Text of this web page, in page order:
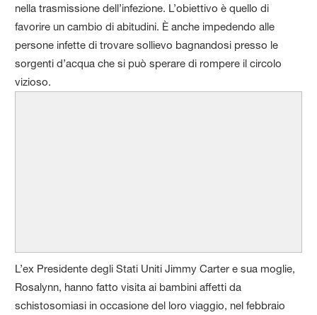
nella trasmissione dell’infezione. L’obiettivo è quello di
favorire un cambio di abitudini. È anche impedendo alle
persone infette di trovare sollievo bagnandosi presso le
sorgenti d’acqua che si può sperare di rompere il circolo
vizioso.
L’ex Presidente degli Stati Uniti Jimmy Carter e sua moglie,
Rosalynn, hanno fatto visita ai bambini affetti da
schistosomiasi in occasione del loro viaggio, nel febbraio